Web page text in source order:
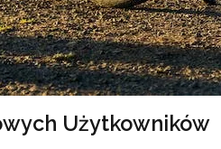
Użytkowników